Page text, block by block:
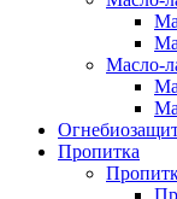
Масло-
Пропитка